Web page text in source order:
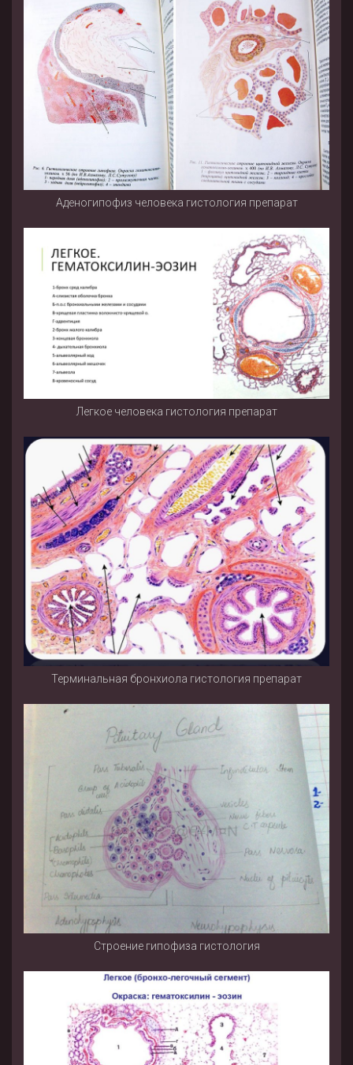
Аденогипофиз человека гистология препарат
Легкое человека гистология препарат
Терминальная бронхиола гистология препарат
Строение гипофиза гистология